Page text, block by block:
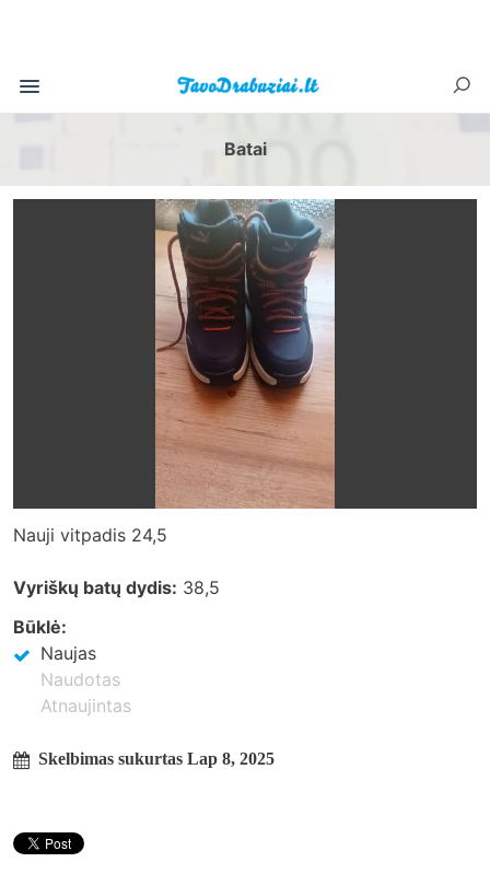
Batai
Nauji vitpadis 24,5
Vyriškų batų dydis: 38,5
Būklė:
Naujas
Naudotas
Atnaujintas
Skelbimas sukurtas Lap 8, 2025